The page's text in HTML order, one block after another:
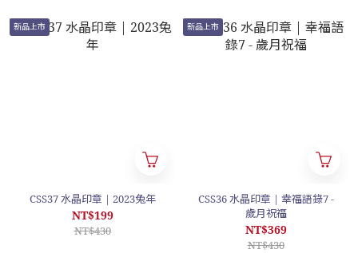
新品上市
CSS37 水晶印章 | 2023兔年
NT$199
NT$430
新品上市
CSS36 水晶印章 | 幸福語錄7 -
歲月祝福
NT$369
NT$430